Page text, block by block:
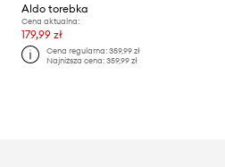
Aldo torebka
Cena aktualna:
179,99 zł
Cena regularna:359,99 zł
Najniższa cena:359,99 zł